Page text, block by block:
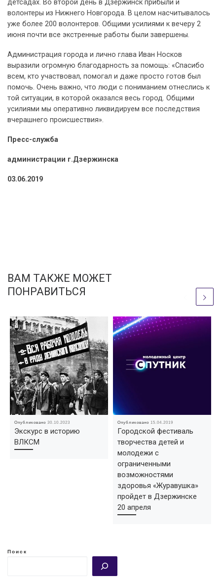
детсадах. Во второй день в Дзержинск прибыли и
волонтеры из Нижнего Новгорода. В целом насчитывалось
уже более 200 волонтеров. Общими усилиями к вечеру 2
июня почти все экстренные работы были завершены.
Администрация города и лично глава Иван Носков
выразили огромную благодарность за помощь: «Спасибо
всем, кто участвовал, помогал и даже просто готов был
помочь. Очень важно, что люди с пониманием отнеслись к
той ситуации, в которой оказался весь город. Общими
усилиями мы оперативно ликвидируем все последствия
вчерашнего происшествия».
Пресс-служба
администрации г.Дзержинска
03.06.2019
ВАМ ТАКЖЕ МОЖЕТ
ПОНРАВИТЬСЯ
Опубликовано30.10.2023
Экскурс в историю
ВЛКСМ
Опубликовано 15.04.2019
Городской фестиваль
творчества детей и
молодежи с
ограниченными
возможностями
здоровья «Журавушка»
пройдет в Дзержинске
20 апреля
Поиск